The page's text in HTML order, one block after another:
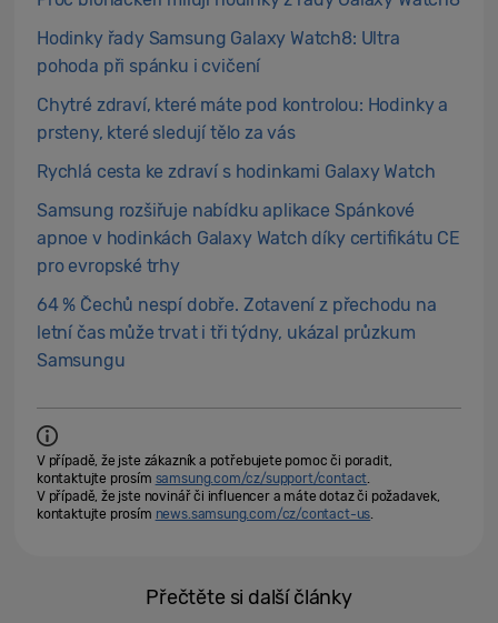
Hodinky řady Samsung Galaxy Watch8: Ultra
pohoda při spánku i cvičení
Chytré zdraví, které máte pod kontrolou: Hodinky a
prsteny, které sledují tělo za vás
Rychlá cesta ke zdraví s hodinkami Galaxy Watch
Samsung rozšiřuje nabídku aplikace Spánkové
apnoe v hodinkách Galaxy Watch díky certifikátu CE
pro evropské trhy
64 % Čechů nespí dobře. Zotavení z přechodu na
letní čas může trvat i tři týdny, ukázal průzkum
Samsungu
V případě, že jste zákazník a potřebujete pomoc či poradit,
kontaktujte prosím samsung.com/cz/support/contact
V případě, že jste novinář či influencer a máte dotaz či požadavek,
kontaktujte prosím news.samsung.com/cz/contact-us
Přečtěte si další články